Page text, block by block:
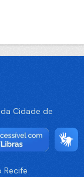
Cidade de
de Dados
Recife